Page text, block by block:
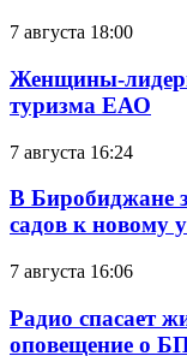
7 августа 18:00
Женщины-
туризма ЕАО
7 августа 16:24
В Биробиджане
садов к новому
7 августа 16:06
Радио спасает
оповещение о